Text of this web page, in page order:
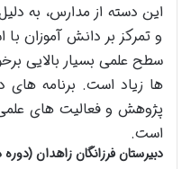
این دسته از مدارس، به
و تمرکز بر دانش آموزان
سطح علمی بسیار بالایی
ها زیاد است. برنامه های
پژوهش و فعالیت های
است.
دبیرستان فرزانگان زاهدان